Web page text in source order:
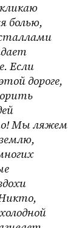
болью,
Если
дороге,
Мы ляжем